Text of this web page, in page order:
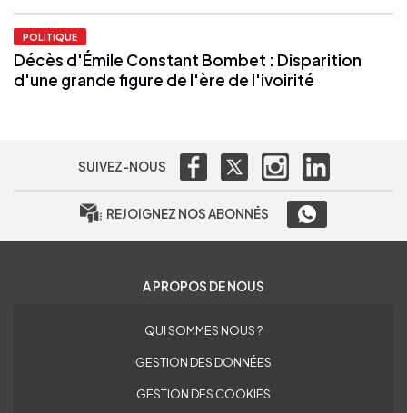
POLITIQUE
Décès d'Émile Constant Bombet : Disparition
d'une grande figure de l'ère de l'ivoirité
SUIVEZ-NOUS
REJOIGNEZ NOS ABONNÉS
A PROPOS DE NOUS
QUI SOMMES NOUS ?
GESTION DES DONNÉES
GESTION DES COOKIES